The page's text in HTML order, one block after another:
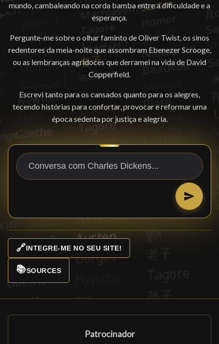
mundo, cambaleando na corda bamba entre a dificuldade e a
esperança.
Pergunte-me sobre o olhar faminto de Oliver Twist, os sinos
redentores da meia-noite que assombram Ebenezer Scrooge,
ou as lembranças agridoces que derramei na vida de David
Copperfield.
Escrevi tanto para os cansados quanto para os alegres,
tecendo histórias para confortar, provocar e reformar uma
época sedenta por justiça e alegria.
🔗INTEGRE-ME NO SEU SITE!
📚SOURCES
Patrocinador